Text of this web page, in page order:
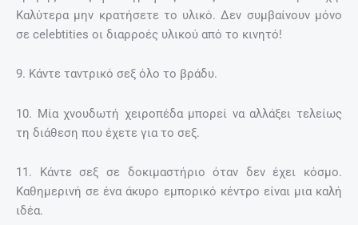
Καλύτερα μην κρατήσετε το υλικό. Δεν συμβαίνουν μόνο
σε celebtities οι διαρροές υλικού από το κινητό!
9. Κάντε ταντρικό σεξ όλο το βράδυ.
10. Μία χνουδωτή χειροπέδα μπορεί να αλλάξει τελείως
τη διάθεση που έχετε για το σεξ.
11. Κάντε σεξ σε δοκιμαστήριο όταν δεν έχει κόσμο.
Καθημερινή σε ένα άκυρο εμπορικό κέντρο είναι μια καλή
ιδέα.